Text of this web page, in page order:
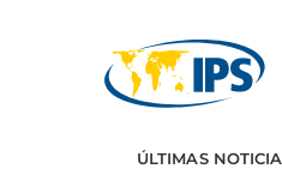
ÚLTIMAS